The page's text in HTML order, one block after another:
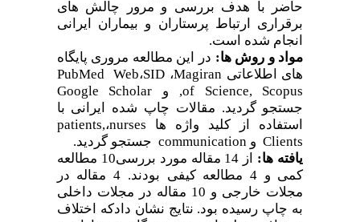
حاضر با هدف بررسی و مرور چالش های
برقراری ارتباط پرستاران و بیماران ایرانی
انجام شده است.
مواد و روش ها: در این مطالعه مروری پایگاه
های اطلاعاتی Magiran، SID،PubMed Web
of Science, Scopus, و Google Scholar
جستجو گردید. مقالات چاپ شده ایرانی با
استفاده از کلید واژه
ها nurses،patients,
Clientsو communicationجستجو گردید.
یافته ها:
از 14 مقاله مورد بررسی10 مطالعه
کمی و 4 مطالعه کیفی بودند. 4 مقاله در
مجلات خارجی و 10 مقاله در مجلات داخلی
به چاپ رسیده بود. نتایج نشان دادکه اختلاف